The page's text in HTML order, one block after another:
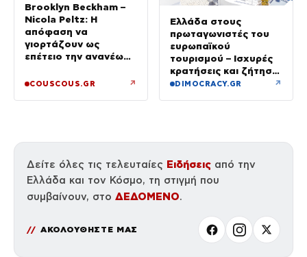
Brooklyn Beckham –
Nicola Peltz: Η
απόφαση να
γιορτάζουν ως
επέτειο την ανανέωση
«Είχε καταλήξει να
COUSCOUS.GR ↗
Ελλάδα στους
πρωταγωνιστές του
ευρωπαϊκού
τουρισμού – Ισχυρές
κρατήσεις και ζήτηση
πέρα από το
DIMOCRACY.GR ↗
Δείτε όλες τις τελευταίες Ειδήσεις από την
Ελλάδα και τον Κόσμο, τη στιγμή που
συμβαίνουν, στο ΔΕΔΟΜΕΝΟ.
ΑΚΟΛΟΥΘΗΣΤΕ ΜΑΣ